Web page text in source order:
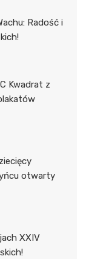
Radość i
Kwadrat z
otwarty
XXIV